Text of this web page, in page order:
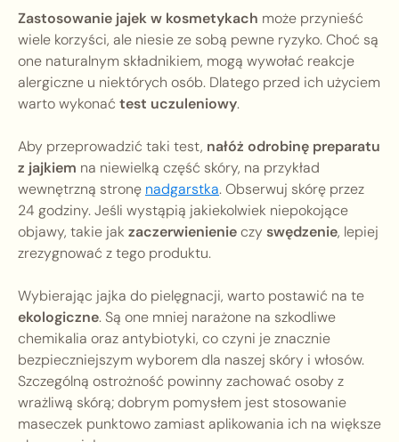
Zastosowanie jajek w kosmetykach może przynieść
wiele korzyści, ale niesie ze sobą pewne ryzyko. Choć są
one naturalnym składnikiem, mogą wywołać reakcje
alergiczne u niektórych osób. Dlatego przed ich użyciem
warto wykonać test uczuleniowy.
Aby przeprowadzić taki test, nałóż odrobinę preparatu
z jajkiem na niewielką część skóry, na przykład
wewnętrzną stronę nadgarstka. Obserwuj skórę przez
24 godziny. Jeśli wystąpią jakiekolwiek niepokojące
objawy, takie jak zaczerwienienieczy swędzenie, lepiej
zrezygnować z tego produktu.
Wybierając jajka do pielęgnacji, warto postawić na te
ekologiczne. Są one mniej narażone na szkodliwe
chemikalia oraz antybiotyki, co czyni je znacznie
bezpieczniejszym wyborem dla naszej skóry i włosów.
Szczególną ostrożność powinny zachować osoby z
wrażliwą skórą; dobrym pomysłem jest stosowanie
maseczek punktowo zamiast aplikowania ich na większe